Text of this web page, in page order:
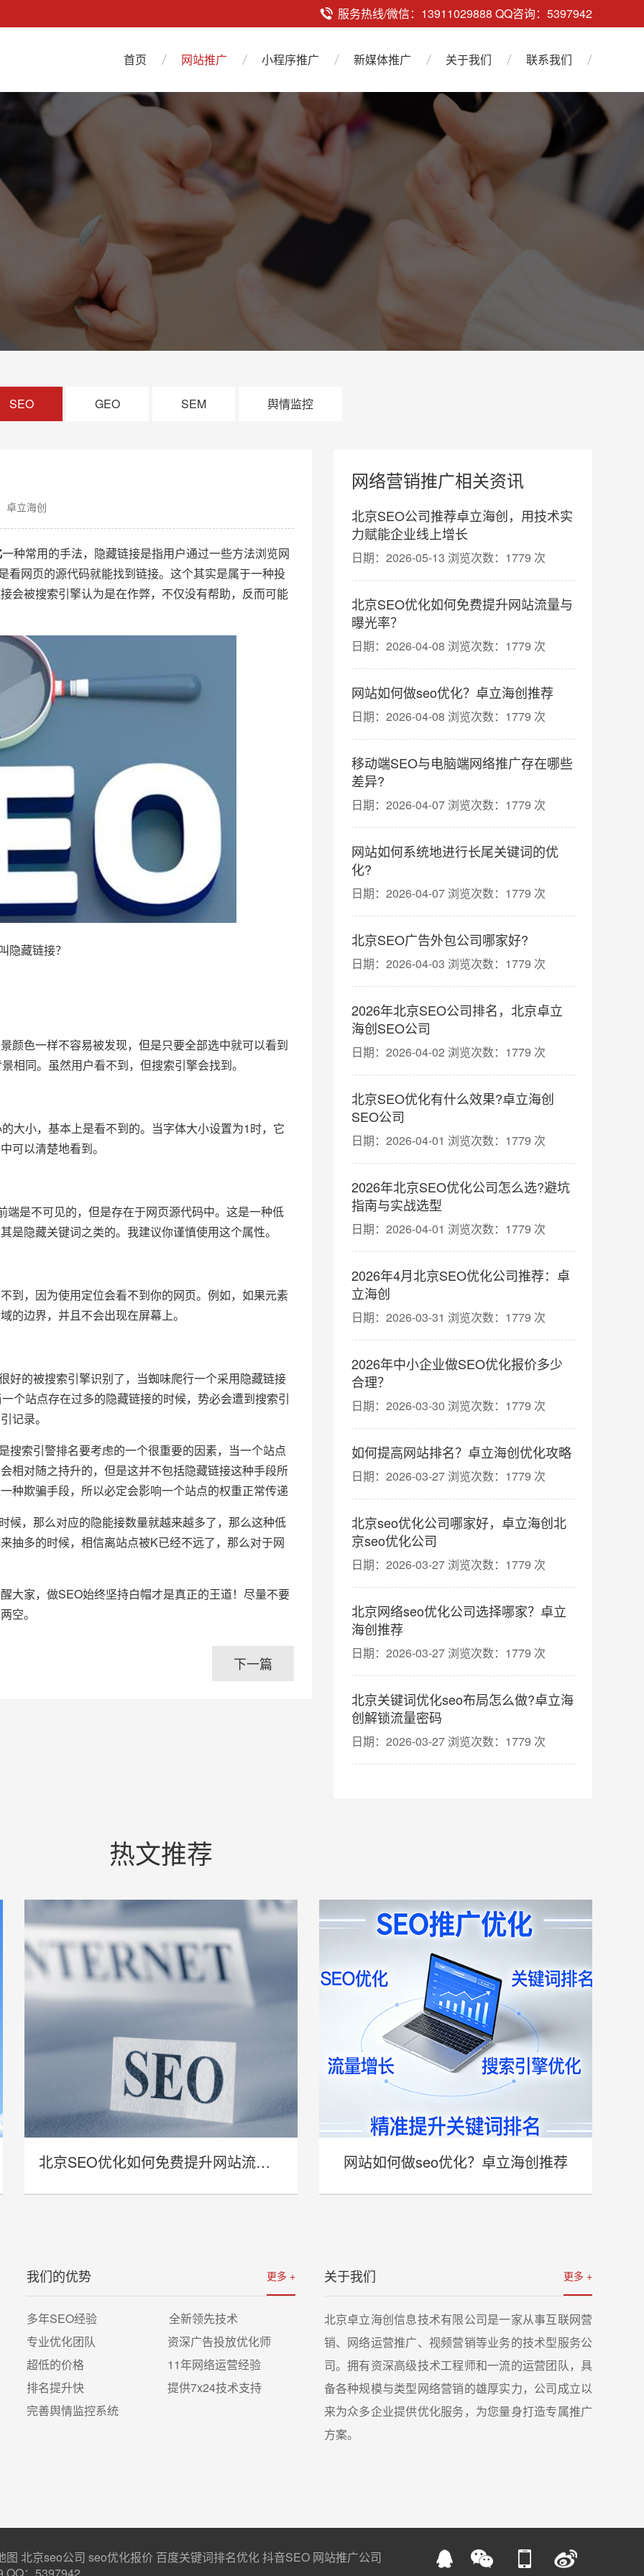
服务热线/微信：13911029888 QQ咨询：5397942
首页 网站推广 小程序推广 新媒体推广 关于我们 联系我们
SEO GEO SEM 舆情监控
网络营销推广相关资讯
北京SEO公司推荐卓立海创，用技术实
力赋能企业线上增长
日期：2026-05-13 浏览次数：1779 次
北京SEO优化如何免费提升网站流量与
曝光率？
日期：2026-04-08 浏览次数：1779 次
网站如何做seo优化？卓立海创推荐
日期：2026-04-08 浏览次数：1779 次
移动端SEO与电脑端网络推广存在哪些
差异?
日期：2026-04-07 浏览次数：1779 次
网站如何系统地进行长尾关键词的优
化?
日期：2026-04-07 浏览次数：1779 次
北京SEO广告外包公司哪家好?
日期：2026-04-03 浏览次数：1779 次
2026年北京SEO公司排名，北京卓立
海创SEO公司
日期：2026-04-02 浏览次数：1779 次
北京SEO优化有什么效果?卓立海创
SEO公司
日期：2026-04-01 浏览次数：1779 次
2026年北京SEO优化公司怎么选?避坑
指南与实战选型
日期：2026-04-01 浏览次数：1779 次
2026年4月北京SEO优化公司推荐：卓
立海创
日期：2026-03-31 浏览次数：1779 次
2026年中小企业做SEO优化报价多少
合理？
日期：2026-03-30 浏览次数：1779 次
如何提高网站排名？卓立海创优化攻略
日期：2026-03-27 浏览次数：1779 次
北京seo优化公司哪家好，卓立海创北
京seo优化公司
日期：2026-03-27 浏览次数：1779 次
北京网络seo优化公司选择哪家？卓立
海创推荐
日期：2026-03-27 浏览次数：1779 次
北京关键词优化seo布局怎么做?卓立海
创解锁流量密码
日期：2026-03-27 浏览次数：1779 次
卓立海创
一种常用的手法，隐藏链接是指用户通过一些方法浏览网
网页的源代码就能找到链接。这个其实是属于一种投
会被搜索引擎认为是在作弊，不仅没有帮助，反而可能
隐藏链接？
色一样不容易被发现，但是只要全部选中就可以看到
相同。虽然用户看不到，但搜索引擎会找到。
小，基本上是看不到的。当字体大小设置为1时，它
可以清楚地看到。
不可见的，但是存在于网页源代码中。这是一种低
隐藏关键词之类的。我建议你谨慎使用这个属性。
，因为使用定位会看不到你的网页。例如，如果元素
的边界，并且不会出现在屏幕上。
好的被搜索引擎识别了，当蜘味爬行一个采用隐藏链接
个站点存在过多的隐藏链接的时候，势必会遭到搜索引
记录。
搜索引警排名要考虑的一个很重要的因素，当一个站点
相对随之持升的，但是这并不包括隐藏链接这种手段所
种欺骗手段，所以必定会影响一个站点的权重正常传递
候，那么对应的隐能接数量就越来越多了，那么这种低
抽多的时候，相信离站点被K已经不远了，那么对于网
大家，做SEO始终坚持白帽才是真正的王道！尽量不要
空。
下一篇
热文推荐
北京SEO优化如何免费提升网站流量与曝光率？
详情
网站如何做seo优化？卓立海创推荐
更多 +
我们的优势
多年SEO经验 全新领先技术
专业优化团队 资深广告投放优化师
超低的价格 11年网络运营经验
排名提升快 提供7x24技术支持
完善舆情监控系统
更多 +
关于我们
北京卓立海创信息技术有限公司是一家从事互联网营
销、网络运营推广、视频营销等业务的技术型服务公
司。拥有资深高级技术工程师和一流的运营团队，具
备各种规模与类型网络营销的雄厚实力，公司成立以
来为众多企业提供优化服务，为您量身打造专属推广
方案。
图 北京seo公司 seo优化报价 百度关键词排名优化抖音SEO 网站推广公司
QQ：5397942